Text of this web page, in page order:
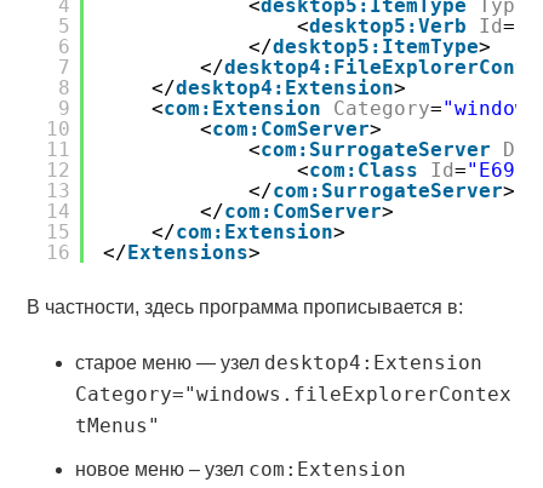
4
5
6
7
8
9
10
11
12
13
14
15
16
<desktop5:ItemType Type
<desktop5:Verb Id=
</desktop5:ItemType>
</
</desktop4:Extension>
<com:Extension Category=
<com:ComServer>
<com:SurrogateServer
<com:Class Id=
</com:SurrogateServer>
</com:ComServer>
</com:Extension>
</Extensions>
В частности, здесь программа прописывается в:
старое меню — узел desktop4:Extension
Category="windows.fileExplorerContex
tMenus"
новое меню – узел com:Extension